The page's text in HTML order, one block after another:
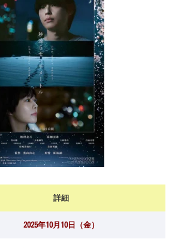
詳細
2025年10月10日（金）